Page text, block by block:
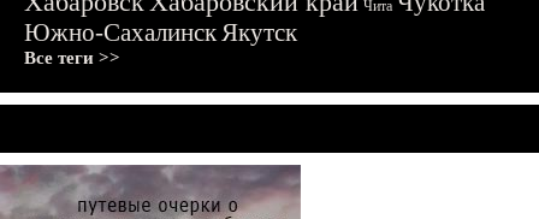
Чита
Южно-СахалинскЯкутск
Все теги >>